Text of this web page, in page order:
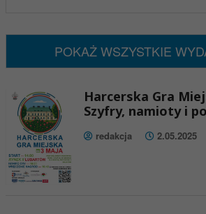
POKAŻ WSZYSTKIE
Harcerska Gra
Szyfry, namioty i
redakcja 2.05.2025